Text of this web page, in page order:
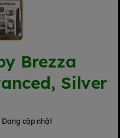
Brezza
Silver
Đang cập nhật